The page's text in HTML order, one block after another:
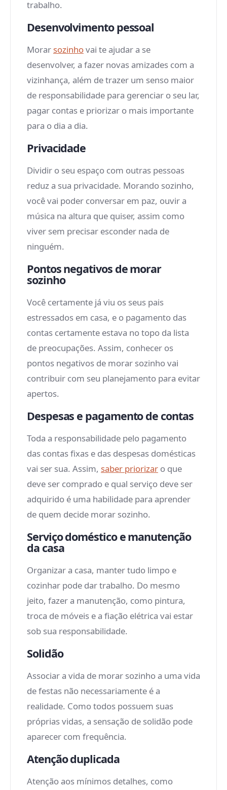
trabalho.
Desenvolvimento pessoal
Morar sozinhovai te ajudar a se
desenvolver, a fazer novas amizades com a
vizinhança, além de trazer um senso maior
de responsabilidade para gerenciar o seu lar,
pagar contas e priorizar o mais importante
para o dia a dia.
Privacidade
Dividir o seu espaço com outras pessoas
reduz a sua privacidade. Morando sozinho,
você vai poder conversar em paz, ouvir a
música na altura que quiser, assim como
viver sem precisar esconder nada de
ninguém.
Pontos negativos de morar
sozinho
Você certamente já viu os seus pais
estressados em casa, e o pagamento das
contas certamente estava no topo da lista
de preocupações. Assim, conhecer os
pontos negativos de morar sozinho vai
contribuir com seu planejamento para evitar
apertos.
Despesas e pagamento de contas
Toda a responsabilidade pelo pagamento
das contas fixas e das despesas domésticas
vai ser sua. Assim, saber priorizar o que
deve ser comprado e qual serviço deve ser
adquirido é uma habilidade para aprender
de quem decide morar sozinho.
Serviço doméstico e manutenção
da casa
Organizar a casa, manter tudo limpo e
cozinhar pode dar trabalho. Do mesmo
jeito, fazer a manutenção, como pintura,
troca de móveis e a fiação elétrica vai estar
sob sua responsabilidade.
Solidão
Associar a vida de morar sozinho a uma vida
de festas não necessariamente é a
realidade. Como todos possuem suas
próprias vidas, a sensação de solidão pode
aparecer com frequência.
Atenção duplicada
Atenção aos mínimos detalhes, como